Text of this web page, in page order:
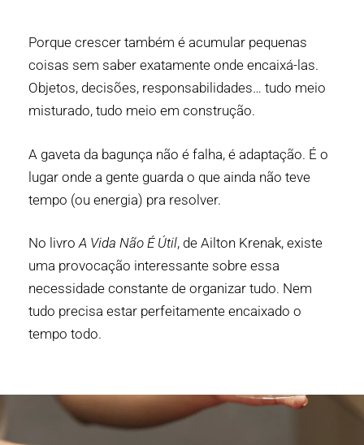
Porque crescer também é acumular pequenas
coisas sem saber exatamente onde encaixá-las.
Objetos, decisões, responsabilidades… tudo meio
misturado, tudo meio em construção.
A gaveta da bagunça não é falha, é adaptação. É o
lugar onde a gente guarda o que ainda não teve
tempo (ou energia) pra resolver.
No livroA Vida Não É Útil, de Ailton Krenak, existe
uma provocação interessante sobre essa
necessidade constante de organizar tudo. Nem
tudo precisa estar perfeitamente encaixado o
tempo todo.